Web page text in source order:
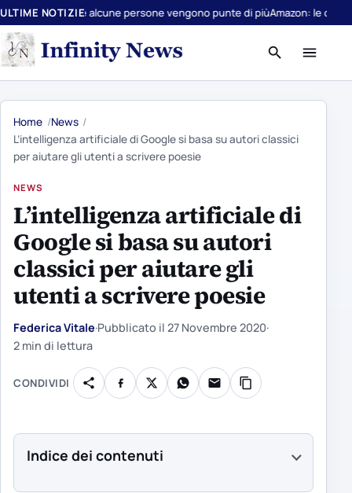
ULTIME NOTIZIE
perché alcune persone vengono punte di piùAmazon: le offerte a cui è
Apri
Apri
Home News
L’intelligenza artificiale di Google si basa su autori classici
per aiutare gli utenti a scrivere poesie
NEWS
L’intelligenza artificiale di
Google si basa su autori
classici per aiutare gli
utenti a scrivere poesie
Federica Vitale·Pubblicato il 27 Novembre 2020·
2 min di lettura
CONDIVIDI
Indice dei contenuti